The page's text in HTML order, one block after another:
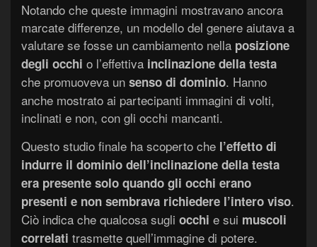
Notando che queste immagini mostravano ancora
marcate differenze, un modello del genere aiutava a
valutare se fosse un cambiamento nella posizione
degli occhi o l’effettiva inclinazione della testa
che promuoveva un senso di dominio. Hanno
anche mostrato ai partecipanti immagini di volti,
inclinati e non, con gli occhi mancanti.
Questo studio finale ha scoperto che l’effetto di
indurre il dominio dell’inclinazione della testa
era presente solo quando gli occhi erano
presenti e non sembrava richiedere l’intero viso.
Ciò indica che qualcosa sugli occhi e sui muscoli
correlati trasmette quell’immagine di potere.